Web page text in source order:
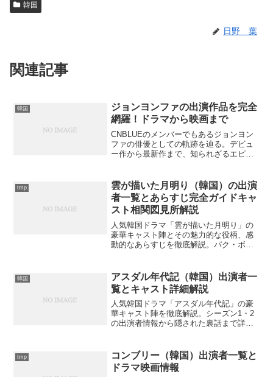
韓国
日野 葉
関連記事
韓国
ジョンヨンファの出演作品を完全
網羅！ドラマから映画まで
CNBLUEのメンバーでもあるジョンヨン
ファの俳優としての軌跡を辿る。デビュ
ー作から最新作まで、知られざるエピソ
tmp
雲が描いた月明り（韓国）の出演
者一覧とあらすじ完全ガイドキャ
スト相関図見所解説
人気韓国ドラマ「雲が描いた月明り」の
豪華キャスト陣とその魅力的な役柄、感
動的なあらすじを徹底解説。パク・ボゴ
韓国
アスダル年代記（韓国）出演者一
覧とキャスト詳細解説
人気韓国ドラマ「アスダル年代記」の豪
華キャスト陣を徹底解説。シーズン1・2
の出演者情報から隠された裏話まで詳し
tmp
コンブリー（韓国）出演者一覧と
ドラマ映画情報